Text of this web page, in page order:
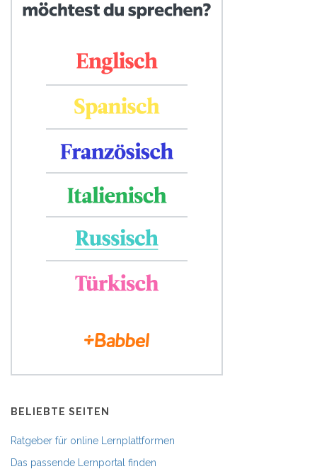
BELIEBTE SEITEN
Ratgeber für online Lernplattformen
Das passende Lernportal finden